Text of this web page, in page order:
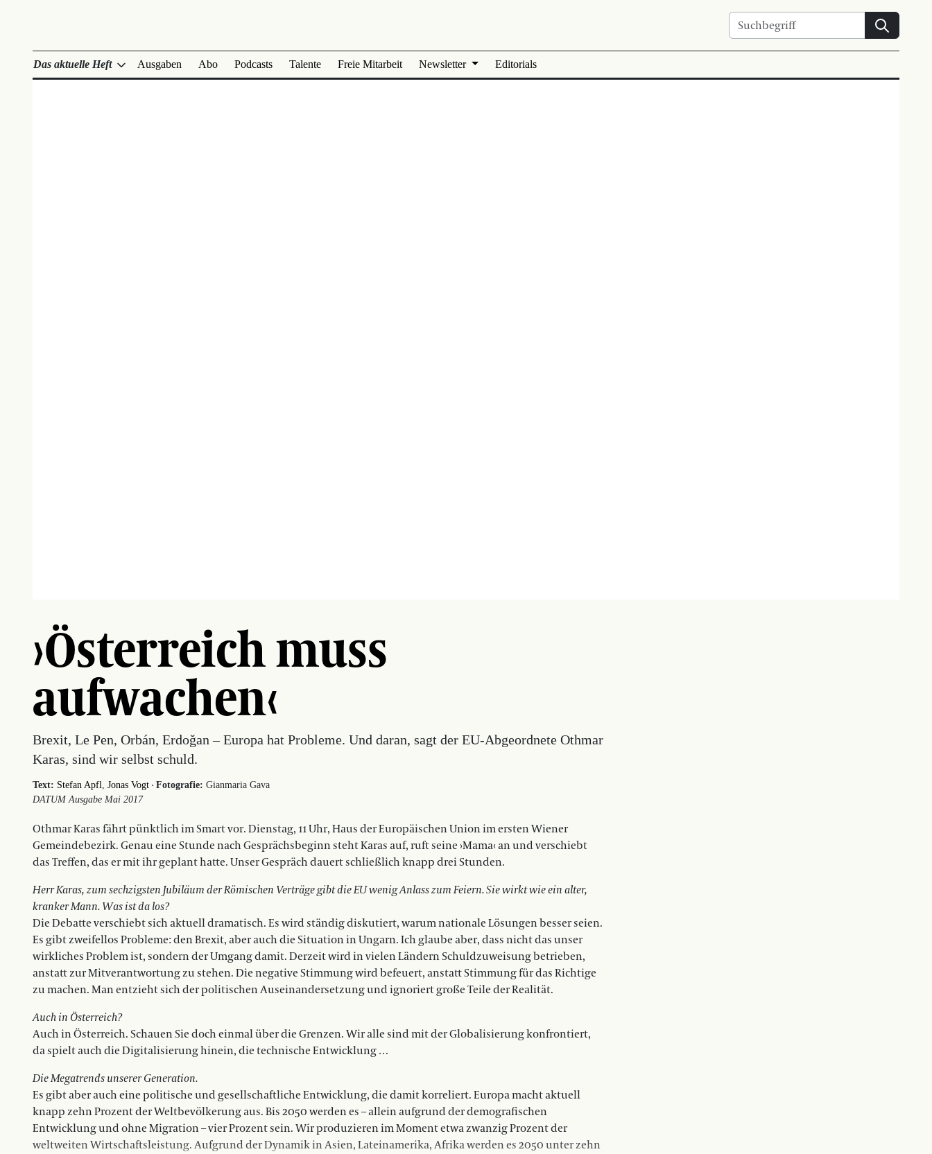
Suchen
Das aktuelle Heft Ausgaben Abo Podcasts Talente Freie Mitarbeit Newsletter Editorials
›Österreich muss
aufwachen‹
Brexit, Le Pen, Orbán, Erdoğan – Europa hat Probleme. Und daran, sagt der EU-Abgeordnete Othmar
Karas, sind wir selbst schuld.
Text: Stefan Apfl Jonas Vogt · Fotografie: Gianmaria Gava
DATUM Ausgabe Mai 2017
Othmar Karas fährt pünktlich im Smart vor. Dienstag, 11 Uhr, Haus der Europäischen Union im ersten Wiener
Gemeindebezirk. Genau eine Stunde nach Gesprächsbeginn steht Karas auf, ruft seine ›Mama‹ an und verschiebt
das Treffen, das er mit ihr geplant hatte. Unser Gespräch dauert schließlich knapp drei Stunden.
Herr Karas, zum sechzigsten Jubiläum der Römischen Verträge gibt die EU wenig Anlass zum Feiern. Sie wirkt wie ein alter,
kranker Mann. Was ist da los?
Die Debatte verschiebt sich aktuell dramatisch. Es wird ständig diskutiert, warum nationale Lösungen besser seien.
Es gibt zweifellos Probleme: den Brexit, aber auch die Situation in Ungarn. Ich glaube aber, dass nicht das unser
wirkliches Problem ist, sondern der Umgang damit. Derzeit wird in vielen Ländern Schuldzuweisung betrieben,
anstatt zur Mitverantwortung zu stehen. Die negative Stimmung wird befeuert, anstatt Stimmung für das Richtige
zu machen. Man entzieht sich der politischen Auseinandersetzung und ignoriert große Teile der Realität.
Auch in Österreich?
Auch in Österreich. Schauen Sie doch einmal über die Grenzen. Wir alle sind mit der Globalisierung konfrontiert,
da spielt auch die Digitalisierung hinein, die technische Entwicklung …
Die Megatrends unserer Generation.
Es gibt aber auch eine politische und gesellschaftliche Entwicklung, die damit korreliert. Europa macht aktuell
knapp zehn Prozent der Weltbevölkerung aus. Bis 2050 werden es – allein aufgrund der demografischen
Entwicklung und ohne Migration – vier Prozent sein. Wir produzieren im Moment etwa zwanzig Prozent der
weltweiten Wirtschaftsleistung. Aufgrund der Dynamik in Asien, Lateinamerika, Afrika werden es 2050 unter zehn